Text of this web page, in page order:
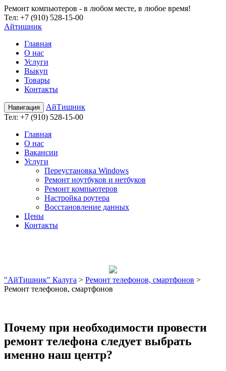
Ремонт компьютеров - в любом месте, в любое время!
Teл: +7 (910) 528-15-00
Айтишник
Главная
О нас
Услуги
Выкуп
Товары
Контакты
Навигация
АйТишник
Teл: +7 (910) 528-15-00
Главная
О нас
Вакансии
Услуги
Переустановка Windows
Ремонт ноутбуков и нетбуков
Ремонт компьютеров
Настройка роутера
Восстановление данных
Цены
Контакты
"АйТишник" Калуга > Ремонт телефонов, смартфонов >
Ремонт телефонов, смартфонов
Почему при необходимости провести
ремонт телефона следует выбрать
именно наш центр?